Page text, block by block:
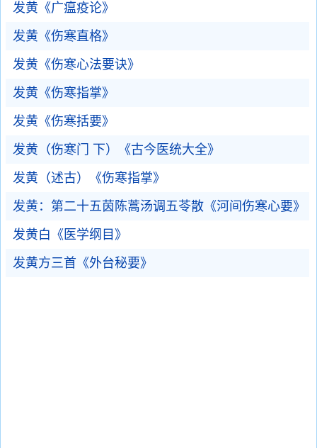
发黄《广瘟疫论》
发黄《伤寒直格》
发黄《伤寒心法要诀》
发黄《伤寒指掌》
发黄《伤寒括要》
发黄（伤寒门 下）《古今医统大全》
发黄（述古）《伤寒指掌》
发黄：第二十五茵陈蒿汤调五苓散《河间伤寒心要》
发黄白《医学纲目》
发黄方三首《外台秘要》